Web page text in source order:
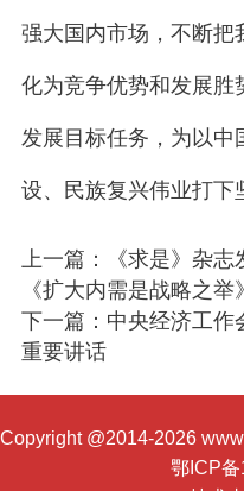
强大国内市场，不断把
化为竞争优势和发展胜
发展目标任务，为以中
设、民族复兴伟业打下
上一篇：《求是》杂
《扩大内需是战略之举》
下一篇：中央经济工作
重要讲话
Copyright @2014-2026
鄂ICP